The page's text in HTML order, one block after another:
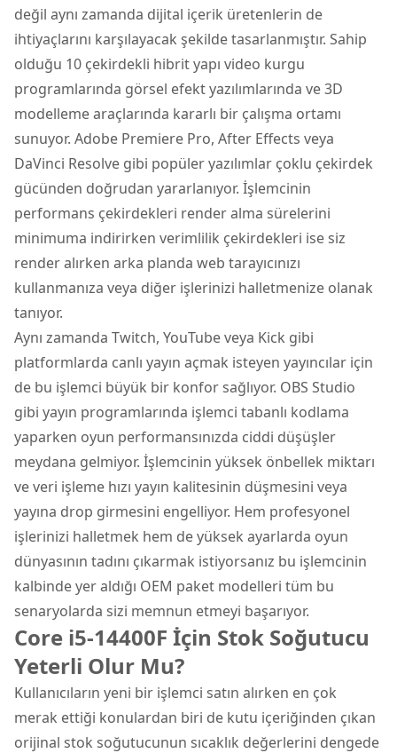
değil aynı zamanda dijital içerik üretenlerin de
ihtiyaçlarını karşılayacak şekilde tasarlanmıştır. Sahip
olduğu 10 çekirdekli hibrit yapı video kurgu
programlarında görsel efekt yazılımlarında ve 3D
modelleme araçlarında kararlı bir çalışma ortamı
sunuyor. Adobe Premiere Pro, After Effects veya
DaVinci Resolve gibi popüler yazılımlar çoklu çekirdek
gücünden doğrudan yararlanıyor. İşlemcinin
performans çekirdekleri render alma sürelerini
minimuma indirirken verimlilik çekirdekleri ise siz
render alırken arka planda web tarayıcınızı
kullanmanıza veya diğer işlerinizi halletmenize olanak
tanıyor.
Aynı zamanda Twitch, YouTube veya Kick gibi
platformlarda canlı yayın açmak isteyen yayıncılar için
de bu işlemci büyük bir konfor sağlıyor. OBS Studio
gibi yayın programlarında işlemci tabanlı kodlama
yaparken oyun performansınızda ciddi düşüşler
meydana gelmiyor. İşlemcinin yüksek önbellek miktarı
ve veri işleme hızı yayın kalitesinin düşmesini veya
yayına drop girmesini engelliyor. Hem profesyonel
işlerinizi halletmek hem de yüksek ayarlarda oyun
dünyasının tadını çıkarmak istiyorsanız bu işlemcinin
kalbinde yer aldığı OEM paket modelleri tüm bu
senaryolarda sizi memnun etmeyi başarıyor.
Core i5-14400F İçin Stok Soğutucu
Yeterli Olur Mu?
Kullanıcıların yeni bir işlemci satın alırken en çok
merak ettiği konulardan biri de kutu içeriğinden çıkan
orijinal stok soğutucunun sıcaklık değerlerini dengede